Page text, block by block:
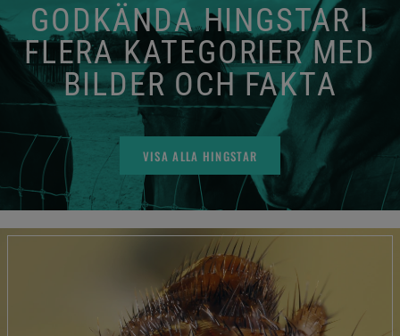
GODKÄNDA HINGSTAR I
FLERA KATEGORIER MED
BILDER OCH FAKTA
VISA ALLA HINGSTAR